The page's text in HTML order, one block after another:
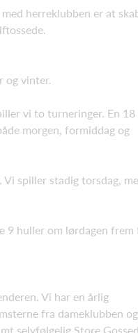
herreklubben er at
og vinter.
vi to turneringer. En
morgen, formiddag og
spiller stadig torsdag,
9 huller om lørdagen frem
Vi har en årlig
fra dameklubben
selvfølgelig Store